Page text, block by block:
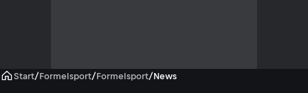
Start/Formelsport/Formelsport/News